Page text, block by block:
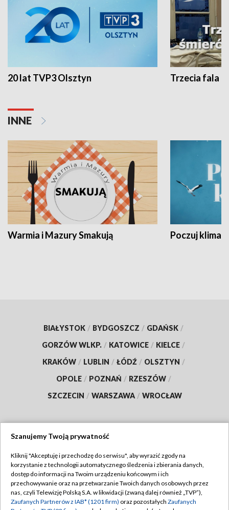
20 lat TVP3 Olsztyn Trzecia fala -
INNE
Warmia i Mazury Smakują Poczuj klimat
BIAŁYSTOK / BYDGOSZCZ / GDAŃSK /
GORZÓW WLKP. / KATOWICE / KIELCE /
KRAKÓW / LUBLIN / ŁÓDŹ / OLSZTYN /
OPOLE / POZNAŃ / RZESZÓW /
SZCZECIN / WARSZAWA / WROCŁAW
TVP
Abonament TVP
Emisja w TVP
Regulamin TVP
Polityka prywatności
Szanujemy Twoją prywatność
Kliknij "Akceptuję i przechodzę do serwisu", aby wyrazić zgody na
korzystanie z technologii automatycznego śledzenia i zbierania danych,
dostęp do informacji na Twoim urządzeniu końcowym i ich
przechowywanie oraz na przetwarzanie Twoich danych osobowych przez
nas, czyli Telewizję Polską S.A. w likwidacji (zwaną dalej również „TVP”),
Zaufanych Partnerów z IAB* (1201 firm) oraz pozostałych Zaufanych